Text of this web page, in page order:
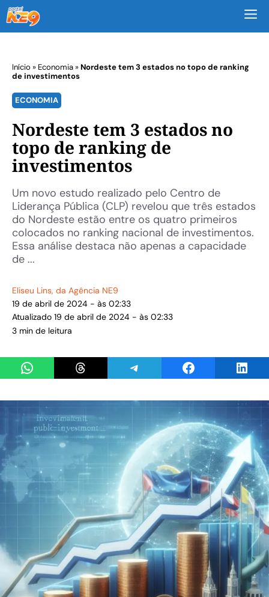
Início » Economia»Nordeste tem 3 estados no topo de ranking
de investimentos
ECONOMIA
Nordeste tem 3 estados no
topo de ranking de
investimentos
Um novo estudo realizado pelo Centro de
Liderança Pública (CLP) revelou que três estados
do Nordeste estão entre os quatro primeiros
colocados no ranking nacional de investimentos.
Essa análise destaca não apenas a capacidade
de ...
Eliseu Lins, da Agência NE9
19 de abril de 2024 - às 02:33
Atualizado 19 de abril de 2024 - às 02:33
3 min de leitura
Share on WhatsAppShare on ThreadsShare on TelegramShare on Facebook